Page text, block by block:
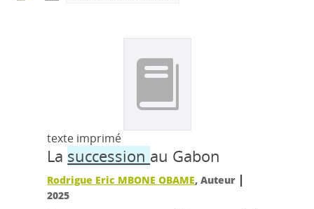
texte imprimé
La succession au Gabon
Rodrigue Eric MBONE OBAME, Auteur |
2025